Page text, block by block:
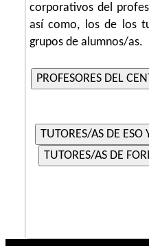
corporativos del
así como, los de los
grupos de alumnos/as.